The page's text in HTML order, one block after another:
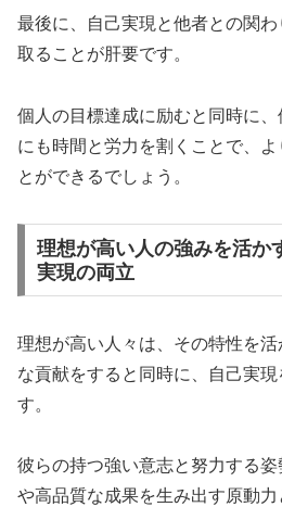
最後に、自己実現と他者との関
取ることが肝要です。
個人の目標達成に励むと同時に
にも時間と労力を割くことで、
とができるでしょう。
理想が高い人の強みを活か
実現の両立
理想が高い人々は、その特性を
な貢献をすると同時に、自己実
す。
彼らの持つ強い意志と努力する
や高品質な成果を生み出す原動力